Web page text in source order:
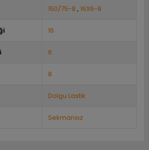
150/75-8 , 16X6-8
16
6
8
Dolgu Lastik
Sekmansız